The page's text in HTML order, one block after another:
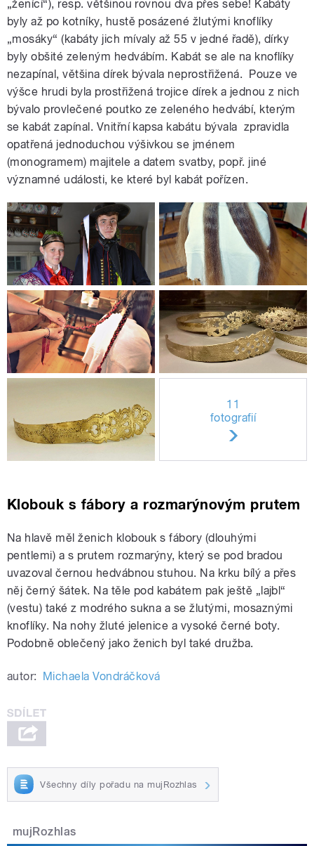
„ženící“), resp. většinou rovnou dva přes sebe! Kabáty
byly až po kotníky, hustě posázené žlutými knoflíky
„mosáky“ (kabáty jich mívaly až 55 v jedné řadě), dírky
byly obšité zeleným hedvábím. Kabát se ale na knoflíky
nezapínal, většina dírek bývala neprostřižená. Pouze ve
výšce hrudi byla prostřižená trojice dírek a jednou z nich
bývalo provlečené poutko ze zeleného hedvábí, kterým
se kabát zapínal. Vnitřní kapsa kabátu bývala zpravidla
opatřená jednoduchou výšivkou se jménem
(monogramem) majitele a datem svatby, popř. jiné
významné události, ke které byl kabát pořízen.
11
fotografií
Klobouk s fábory a rozmarýnovým prutem
Na hlavě měl ženich klobouk s fábory (dlouhými
pentlemi) a s prutem rozmarýny, který se pod bradou
uvazoval černou hedvábnou stuhou. Na krku bílý a přes
něj černý šátek. Na těle pod kabátem pak ještě „lajbl“
(vestu) také z modrého sukna a se žlutými, mosaznými
knoflíky. Na nohy žluté jelenice a vysoké černé boty.
Podobně oblečený jako ženich byl také družba.
autor: Michaela Vondráčková
Všechny díly pořadu na mujRozhlas
mujRozhlas